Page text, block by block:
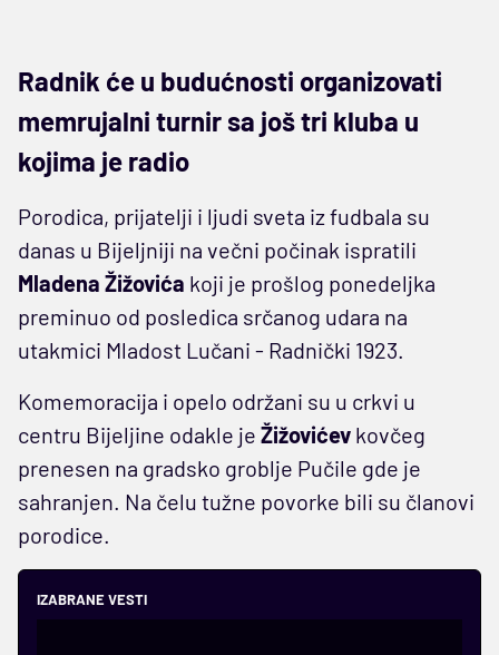
Radnik će u budućnosti organizovati
memrujalni turnir sa još tri kluba u
kojima je radio
Porodica, prijatelji i ljudi sveta iz fudbala su
danas u Bijeljniji na večni počinak ispratili
Mladena Žižovića koji je prošlog ponedeljka
preminuo od posledica srčanog udara na
utakmici Mladost Lučani - Radnički 1923.
Komemoracija i opelo održani su u crkvi u
centru Bijeljine odakle je Žižovićev kovčeg
prenesen na gradsko groblje Pučile gde je
sahranjen. Na čelu tužne povorke bili su članovi
porodice.
IZABRANE VESTI